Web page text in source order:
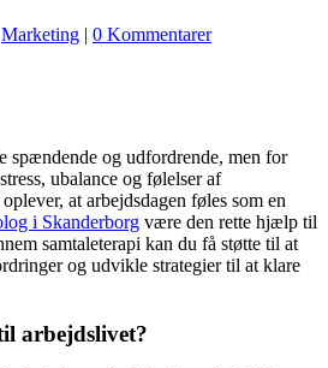
Marketing | 0 Kommentarer
spændende og udfordrende, men for
ubalance og følelser af
at arbejdsdagen føles som en
i Skanderborg være den rette hjælp til
samtaleterapi kan du få støtte til at
og udvikle strategier til at klare
arbejdslivet?